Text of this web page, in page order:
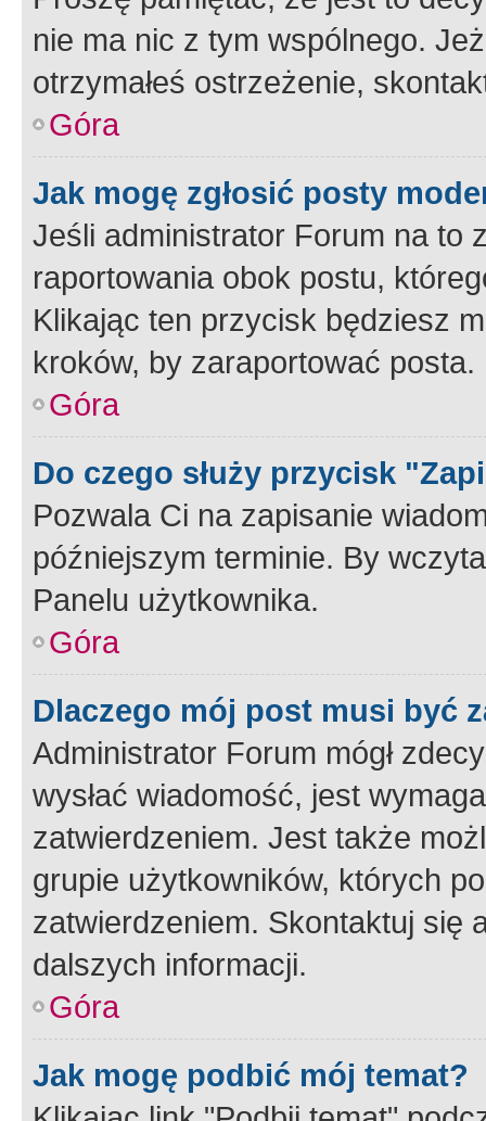
nie ma nic z tym wspólnego.
otrzymałeś ostrzeżenie,
Góra
Jak mogę zgłosić posty
Jeśli administrator Forum na to
raportowania obok postu,
Klikając ten przycisk będziesz
kroków, by zaraportować posta.
Góra
Do czego służy przycisk
Pozwala Ci na zapisanie
późniejszym terminie. By
Panelu użytkownika.
Góra
Dlaczego mój post musi być
Administrator Forum mógł
wysłać wiadomość, jest
zatwierdzeniem. Jest także
grupie użytkowników, których
zatwierdzeniem. Skontaktuj się
dalszych informacji.
Góra
Jak mogę podbić mój temat?